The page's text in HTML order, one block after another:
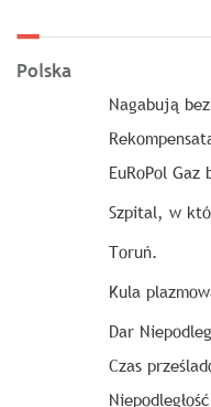
Polska
Nagabują
EuRoPol Gaz
Szpital, w
Toruń.
Kula
Dar
Czas